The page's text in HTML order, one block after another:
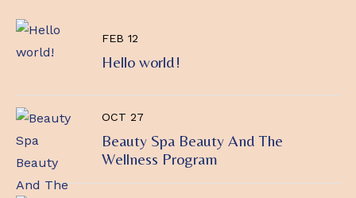
FEB 12
Hello world!
OCT 27
Beauty Spa Beauty And The
Wellness Program